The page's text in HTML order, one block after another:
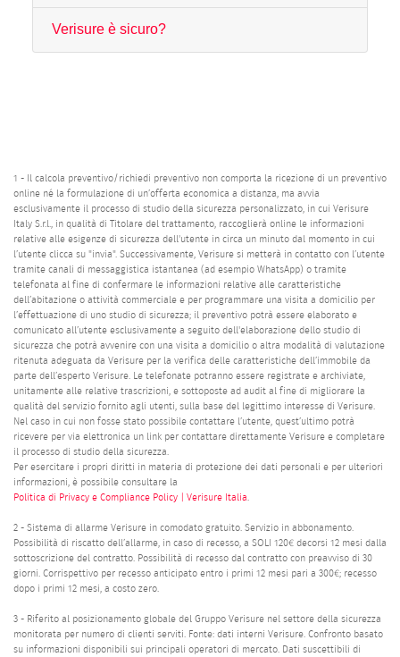
Verisure è sicuro?
1 - Il calcola preventivo/richiedi preventivo non comporta la ricezione di un preventivo
online né la formulazione di un’offerta economica a distanza, ma avvia
esclusivamente il processo di studio della sicurezza personalizzato, in cui Verisure
Italy S.r.l., in qualità di Titolare del trattamento, raccoglierà online le informazioni
relative alle esigenze di sicurezza dell'utente in circa un minuto dal momento in cui
l’utente clicca su "invia". Successivamente, Verisure si metterà in contatto con l’utente
tramite canali di messaggistica istantanea (ad esempio WhatsApp) o tramite
telefonata al fine di confermare le informazioni relative alle caratteristiche
dell’abitazione o attività commerciale e per programmare una visita a domicilio per
l’effettuazione di uno studio di sicurezza; il preventivo potrà essere elaborato e
comunicato all’utente esclusivamente a seguito dell'elaborazione dello studio di
sicurezza che potrà avvenire con una visita a domicilio o altra modalità di valutazione
ritenuta adeguata da Verisure per la verifica delle caratteristiche dell’immobile da
parte dell’esperto Verisure. Le telefonate potranno essere registrate e archiviate,
unitamente alle relative trascrizioni, e sottoposte ad audit al fine di migliorare la
qualità del servizio fornito agli utenti, sulla base del legittimo interesse di Verisure.
Nel caso in cui non fosse stato possibile contattare l’utente, quest’ultimo potrà
ricevere per via elettronica un link per contattare direttamente Verisure e completare
il processo di studio della sicurezza.
Per esercitare i propri diritti in materia di protezione dei dati personali e per ulteriori
informazioni, è possibile consultare la
Politica di Privacy e Compliance Policy | Verisure Italia
2 - Sistema di allarme Verisure in comodato gratuito. Servizio in abbonamento.
Possibilità di riscatto dell’allarme, in caso di recesso, a SOLI 120€ decorsi 12 mesi dalla
sottoscrizione del contratto. Possibilità di recesso dal contratto con preavviso di 30
giorni. Corrispettivo per recesso anticipato entro i primi 12 mesi pari a 300€; recesso
dopo i primi 12 mesi, a costo zero.
3 - Riferito al posizionamento globale del Gruppo Verisure nel settore della sicurezza
monitorata per numero di clienti serviti. Fonte: dati interni Verisure. Confronto basato
su informazioni disponibili sui principali operatori di mercato. Dati suscettibili di